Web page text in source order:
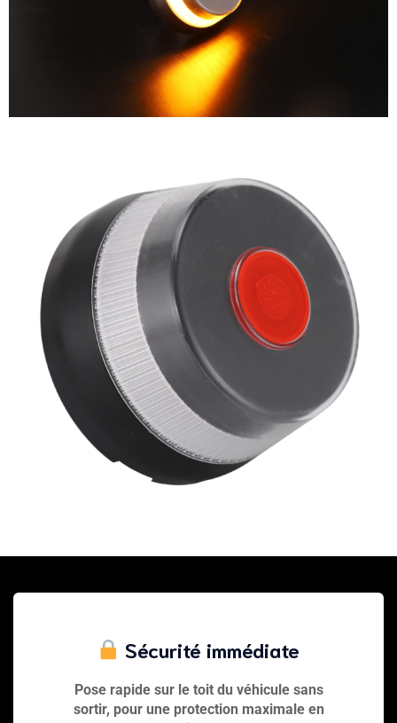
Sécurité immédiate
Pose rapide sur le toit du véhicule sans
sortir, pour une protection maximale en